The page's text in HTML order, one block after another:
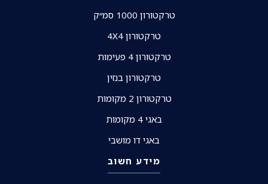
טרקטורון 1000 סמ״ק
טרקטורון 4X4
טרקטורון 4 פעימות
טרקטורון בנזין
טרקטורון 2 מקומות
באגי 4 מקומות
באגי דו מושבי
מידע חשוב